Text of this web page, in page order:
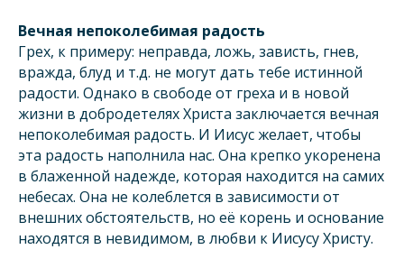
Вечная непоколебимая радость
Грех, к примеру: неправда, ложь, зависть, гнев,
вражда, блуд и т.д. не могут дать тебе истинной
радости. Однако в свободе от греха и в новой
жизни в добродетелях Христа заключается вечная
непоколебимая радость. И Иисус желает, чтобы
эта радость наполнила нас. Она крепко укоренена
в блаженной надежде, которая находится на самих
небесах. Она не колеблется в зависимости от
внешних обстоятельств, но её корень и основание
находятся в невидимом, в любви к Иисусу Христу.